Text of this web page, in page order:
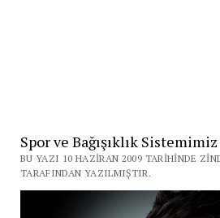
Spor ve Bağışıklık Sistemimiz
BU YAZI 10 HAZIRAN 2009 TARIHINDE
TARAFINDAN YAZILMIŞTIR.